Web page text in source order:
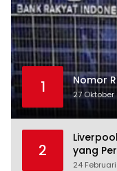
1 Nomor
27
2
yang
24